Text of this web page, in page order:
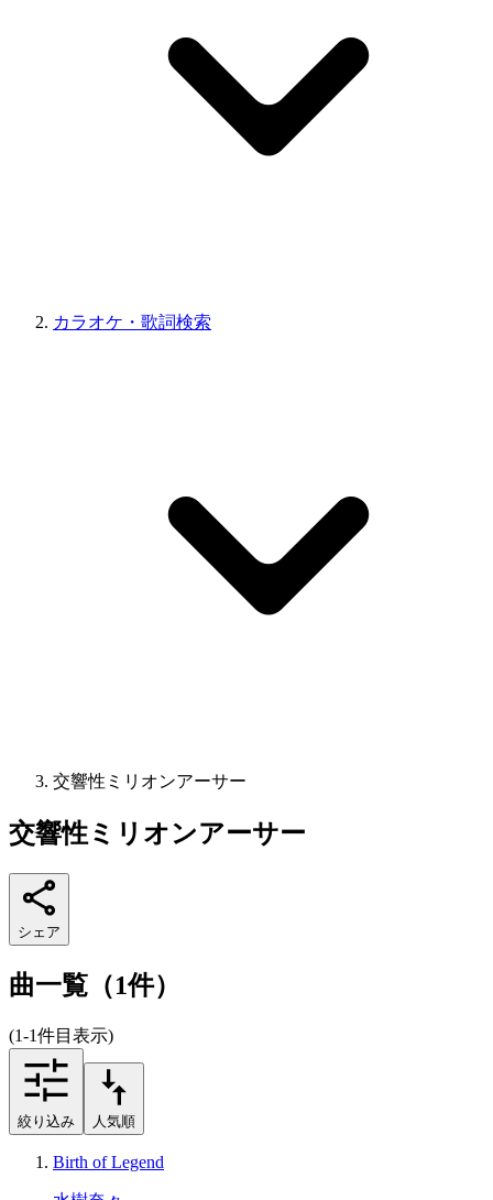
カラオケ・歌詞検索
交響性ミリオンアーサー
交響性ミリオンアーサー
シェア
曲一覧（1件）
(1-1件目表示)
絞り込み 人気順
Birth of Legend